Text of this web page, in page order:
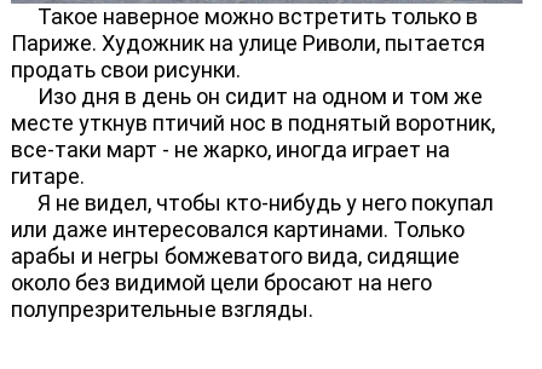
Такое наверное можно встретить только в
Париже. Художник на улице Риволи, пытается
продать свои рисунки.
Изо дня в день он сидит на одном и том же
месте уткнув птичий нос в поднятый воротник,
все-таки март - не жарко, иногда играет на
гитаре.
Я не видел, чтобы кто-нибудь у него покупал
или даже интересовался картинами. Только
арабы и негры бомжеватого вида, сидящие
около без видимой цели бросают на него
полупрезрительные взгляды.